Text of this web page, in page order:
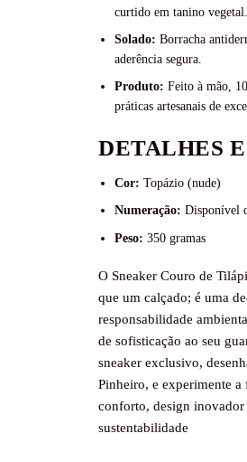
curtido em tanino vegetal.
Solado: Borracha
aderência segura.
Produto: Feito à mão,
práticas artesanais de
DETALHES
Cor: Topázio (nude)
Numeração: Disponível
Peso: 350 gramas
O Sneaker Couro de
que um calçado; é uma
responsabilidade
de sofisticação ao seu
sneaker exclusivo,
Pinheiro, e experimente a
conforto, design
sustentabilidade